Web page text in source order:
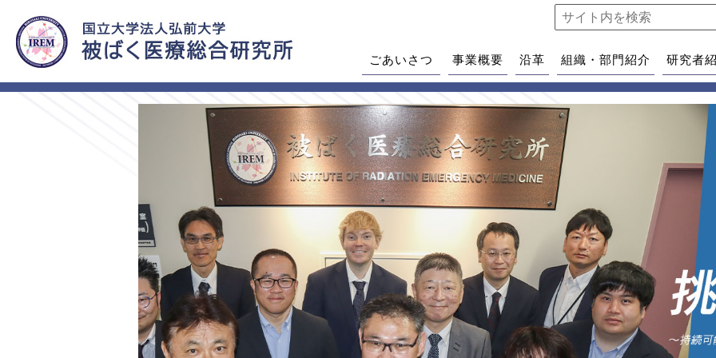
ごあいさつ 事業概要 沿革 組織・部門紹介 研究者